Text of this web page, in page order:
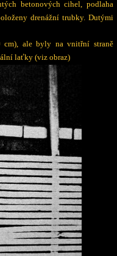
betonových cihel, podlaha
drenážní trubky. Dutými
cm), ale byly na vnitřní straně
laťky (viz obraz)